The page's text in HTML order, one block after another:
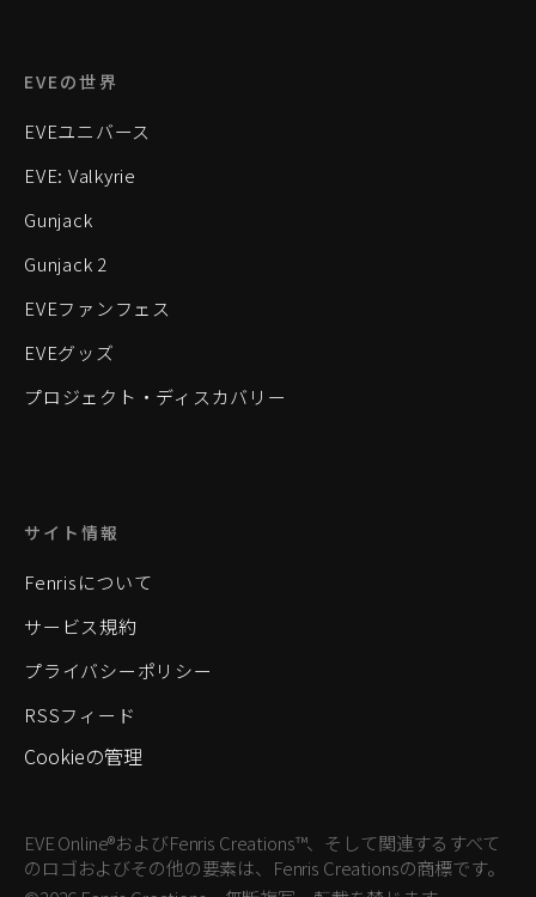
EVEの世界
EVEユニバース
EVE: Valkyrie
Gunjack
Gunjack 2
EVEファンフェス
EVEグッズ
プロジェクト・ディスカバリー
サイト情報
Fenrisについて
サービス規約
プライバシーポリシー
RSSフィード
Cookieの管理
EVE Online®およびFenris Creations™、そして関連するすべて
のロゴおよびその他の要素は、Fenris Creationsの商標です。